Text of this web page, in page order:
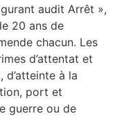
audit Arrêt »,
20 ans de
chacun. Les
d’attentat et
à la
port et
guerre ou de